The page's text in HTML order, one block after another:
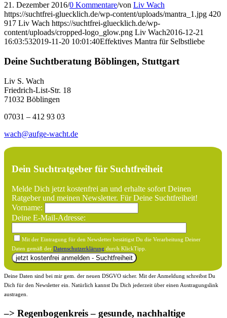
21. Dezember 2016/0 Kommentare/von Liv Wach
https://suchtfrei-gluecklich.de/wp-content/uploads/mantra_1.jpg 420
917 Liv Wach https://suchtfrei-gluecklich.de/wp-
content/uploads/cropped-logo_glow.png Liv Wach2016-12-21
16:03:532019-11-20 10:01:40Effektives Mantra für Selbstliebe
Deine Suchtberatung Böblingen, Stuttgart
Liv S. Wach
Friedrich-List-Str. 18
71032 Böblingen
07031 – 412 93 03
wach@aufge-wacht.de
Dein Suchtratgeber für Suchtfreiheit
Melde Dich jetzt kostenfrei an und erhalte sofort Deinen
Ratgeber und meinen Newsletter. Für Deine Suchtfreiheit!
Vorname:
Deine E-Mail-Adresse:
Mit der Eintragung für den Newsletter bestätigst Du die Verarbeitung Deiner
Daten gemäß der Datenschutzerklärung durch KlickTipp.
Deine Daten sind bei mir gem. der neuen DSGVO sicher. Mit der Anmeldung schreibst Du
Dich für den Newsletter ein. Natürlich kannst Du Dich jederzeit über einen Austragungslink
austragen.
–> Regenbogenkreis – gesunde, nachhaltige